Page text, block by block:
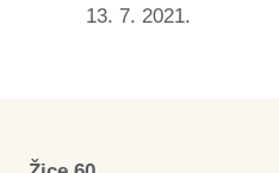
13. 7. 2021.